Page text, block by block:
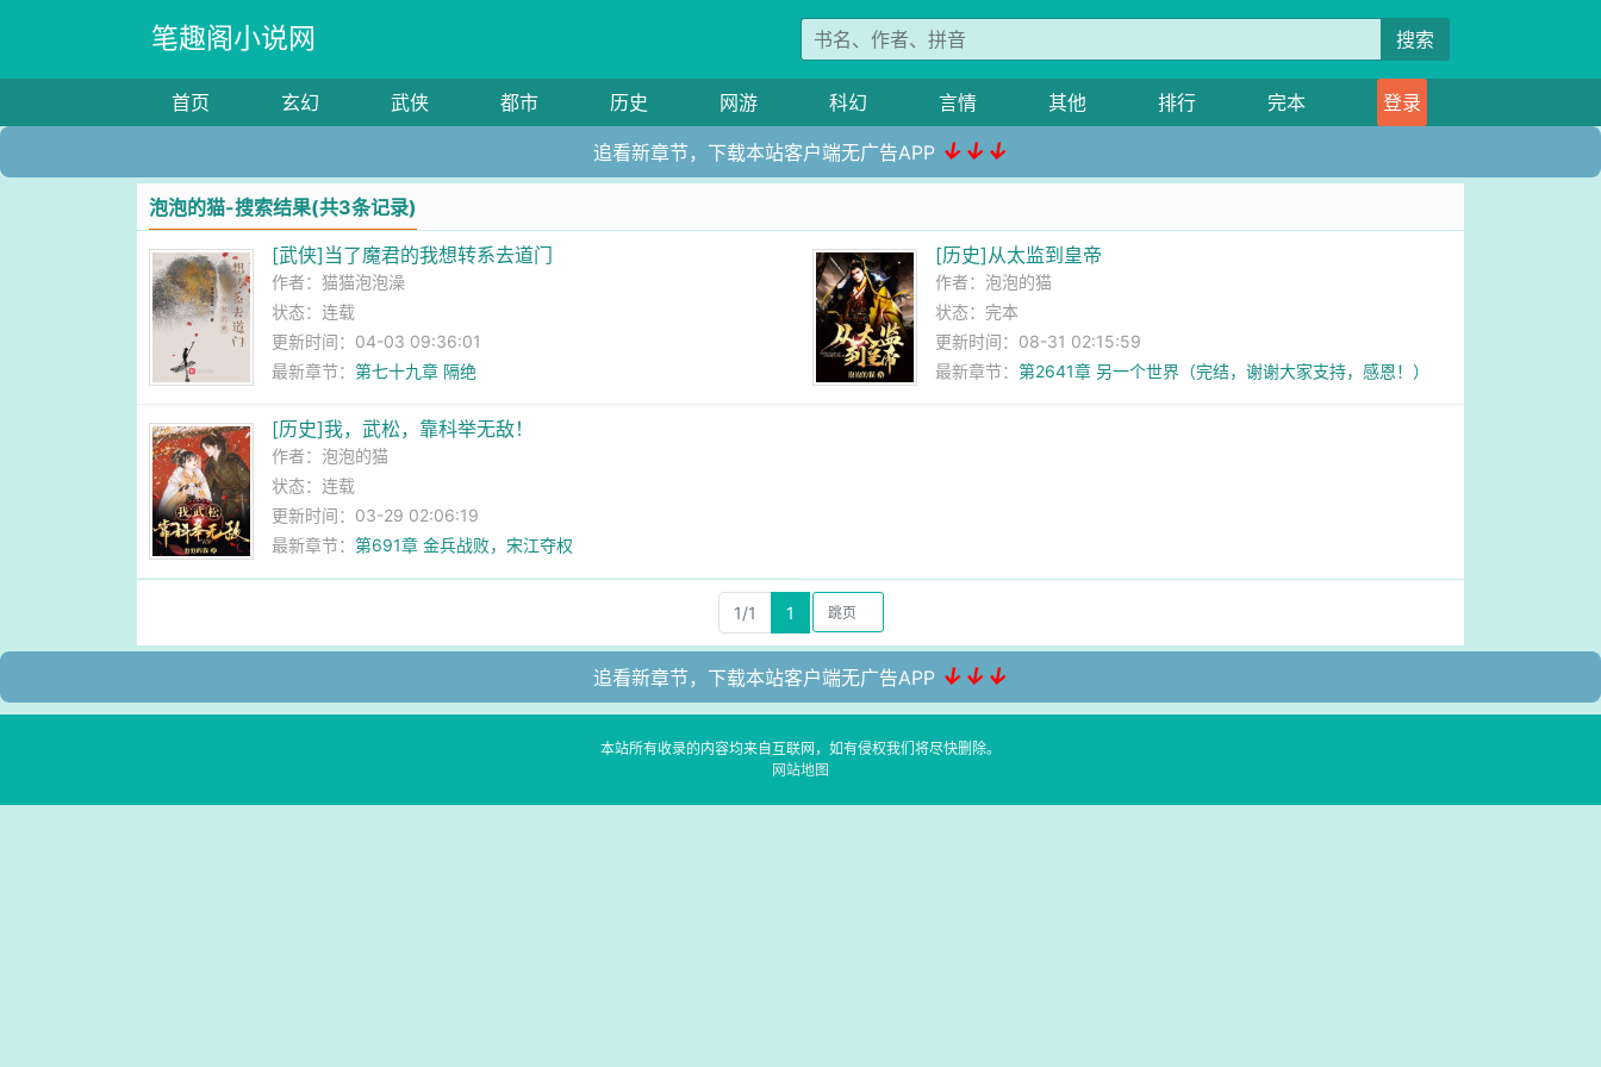
笔趣阁小说网 搜索
首页 玄幻 武侠 都市 历史 网游 科幻 言情 其他 排行 完本 登录
追看新章节，下载本站客户端无广告APP ↓↓↓
泡泡的猫-搜索结果(共3条记录)
[武侠]当了魔君的我想转系去道门
作者：猫猫泡泡澡
状态：连载
更新时间：04-03 09:36:01
最新章节：第七十九章 隔绝
[历史]从太监到皇帝
作者： 泡泡的猫
状态：完本
更新时间：08-31 02:15:59
最新章节： 第2641章 另一个世界（完结，谢谢大家支持，感恩！）
[历史]我，武松，靠科举无敌！
作者： 泡泡的猫
状态：连载
更新时间：03-29 02:06:19
最新章节：第691章 金兵战败，宋江夺权
1/1 1
追看新章节，下载本站客户端无广告APP ↓↓↓
本站所有收录的内容均来自互联网，如有侵权我们将尽快删除。
网站地图